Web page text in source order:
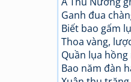
Ganh đua
Biết bao gấm
Thoa vàng,
Quần lụa
Bao năm đàn